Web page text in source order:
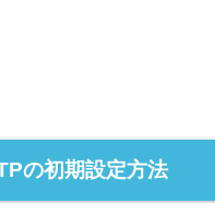
の初期設定方法